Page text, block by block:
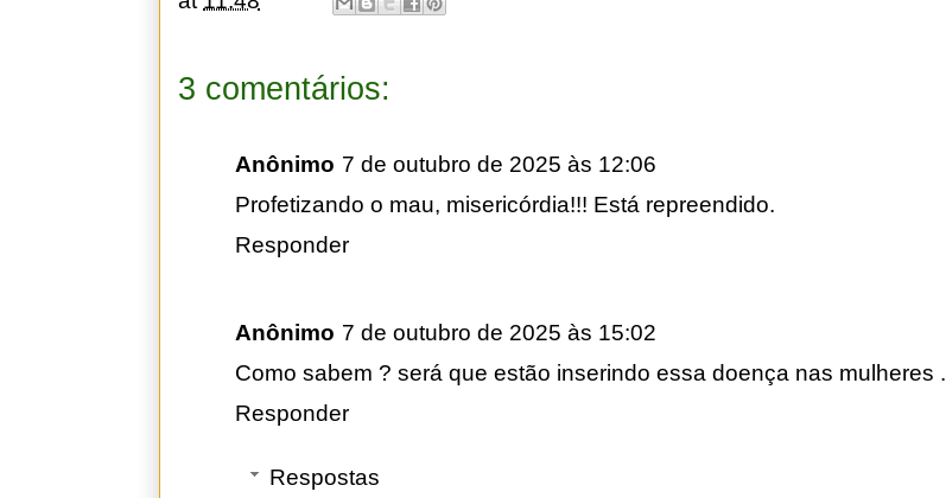
3 comentários:
Anônimo 7 de outubro de 2025 às 12:06
Profetizando o mau, misericórdia!!! Está repreendido.
Responder
Anônimo 7 de outubro de 2025 às 15:02
Como sabem ? será que estão inserindo essa doença nas mulheres .
Responder
Respostas